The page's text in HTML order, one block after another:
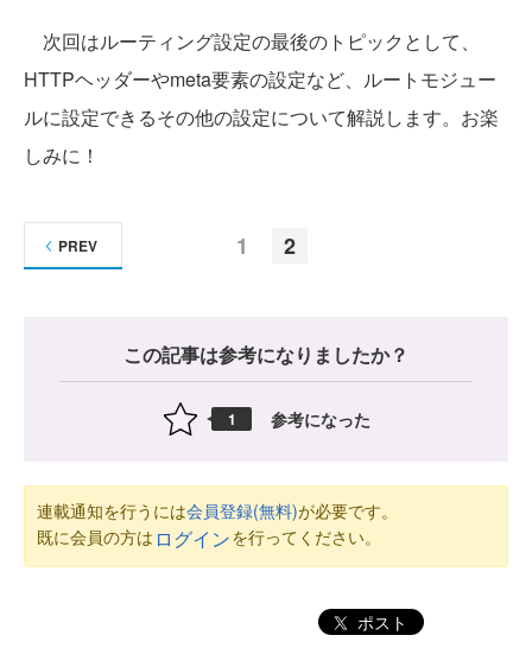
次回はルーティング設定の最後のトピックとして、
HTTPヘッダーやmeta要素の設定など、ルートモジュー
ルに設定できるその他の設定について解説します。お楽
しみに！
1 2
PREV
この記事は参考になりましたか？
1 参考になった
連載通知を行うには会員登録(無料)が必要です。
既に会員の方は ログインを行ってください。
ポスト